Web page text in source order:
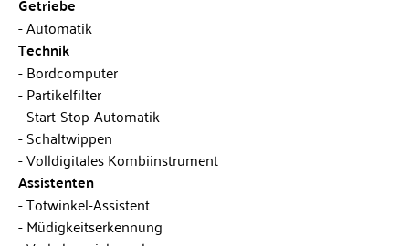
Automatik
Technik
Bordcomputer
Partikelfilter
Start-Stop-Automatik
Schaltwippen
Volldigitales Kombiinstrument
Assistenten
Totwinkel-Assistent
Müdigkeitserkennung